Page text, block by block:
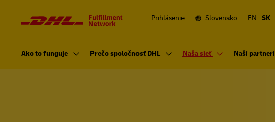
Hlavná
navigácia
Prihlásenie Slovensko EN SK
Ako to funguje Prečo spoločnosť DHL Naša sieť Naši partneri